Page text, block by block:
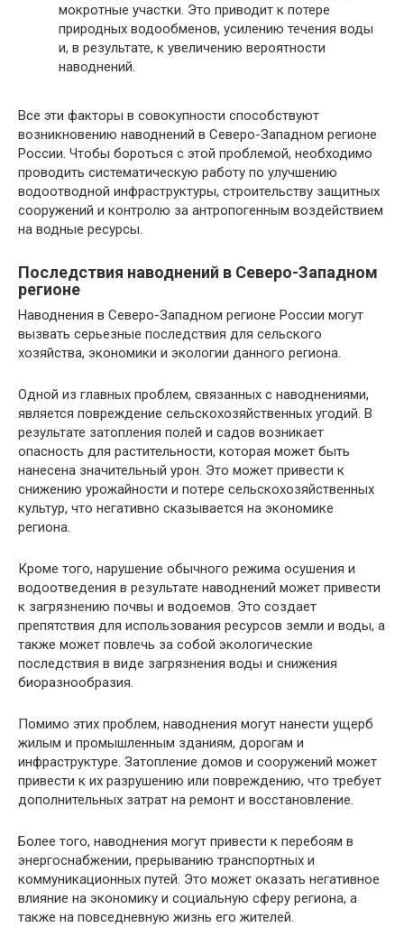
мокротные участки. Это приводит к потере
природных водообменов, усилению течения воды
и, в результате, к увеличению вероятности
наводнений.
Все эти факторы в совокупности способствуют
возникновению наводнений в Северо-Западном регионе
России. Чтобы бороться с этой проблемой, необходимо
проводить систематическую работу по улучшению
водоотводной инфраструктуры, строительству защитных
сооружений и контролю за антропогенным воздействием
на водные ресурсы.
Последствия наводнений в Северо-Западном
регионе
Наводнения в Северо-Западном регионе России могут
вызвать серьезные последствия для сельского
хозяйства, экономики и экологии данного региона.
Одной из главных проблем, связанных с наводнениями,
является повреждение сельскохозяйственных угодий. В
результате затопления полей и садов возникает
опасность для растительности, которая может быть
нанесена значительный урон. Это может привести к
снижению урожайности и потере сельскохозяйственных
культур, что негативно сказывается на экономике
региона.
Кроме того, нарушение обычного режима осушения и
водоотведения в результате наводнений может привести
к загрязнению почвы и водоемов. Это создает
препятствия для использования ресурсов земли и воды, а
также может повлечь за собой экологические
последствия в виде загрязнения воды и снижения
биоразнообразия.
Помимо этих проблем, наводнения могут нанести ущерб
жилым и промышленным зданиям, дорогам и
инфраструктуре. Затопление домов и сооружений может
привести к их разрушению или повреждению, что требует
дополнительных затрат на ремонт и восстановление.
Более того, наводнения могут привести к перебоям в
энергоснабжении, прерыванию транспортных и
коммуникационных путей. Это может оказать негативное
влияние на экономику и социальную сферу региона, а
также на повседневную жизнь его жителей.